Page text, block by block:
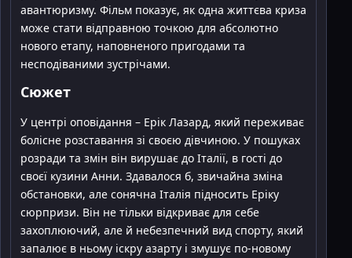
авантюризму. Фільм показує, як одна життєва криза
може стати відправною точкою для абсолютно
нового етапу, наповненого пригодами та
несподіваними зустрічами.
Сюжет
У центрі оповідання – Ерік Лазард, який переживає
болісне розставання зі своєю дівчиною. У пошуках
розради та змін він вирушає до Італії, в гості до
своєї кузини Анни. Здавалося б, звичайна зміна
обстановки, але сонячна Італія підносить Еріку
сюрпризи. Він не тільки відкриває для себе
захоплюючий, але й небезпечний вид спорту, який
запалює в ньому іскру азарту і змушує по-новому